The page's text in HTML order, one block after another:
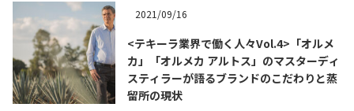
2021/09/16
<テキーラ業界で働く人々Vol.4>「オルメ
カ」「オルメカ アルトス」のマスターディ
スティラーが語るブランドのこだわりと蒸
留所の現状